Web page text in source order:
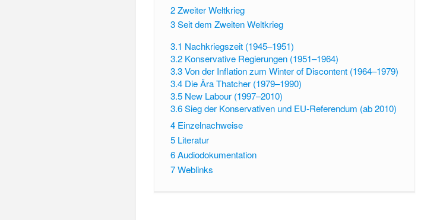
2Zweiter Weltkrieg
3Seit dem Zweiten Weltkrieg
3.1 Nachkriegszeit (1945–1951)
3.2 Konservative Regierungen (1951–1964)
3.3Von der Inflation zum Winter of Discontent (1964–1979)
3.4 Die Ära Thatcher (1979–1990)
3.5 New Labour (1997–2010)
3.6Sieg der Konservativen und EU-Referendum (ab 2010)
4 Einzelnachweise
5 Literatur
6Audiodokumentation
7Weblinks